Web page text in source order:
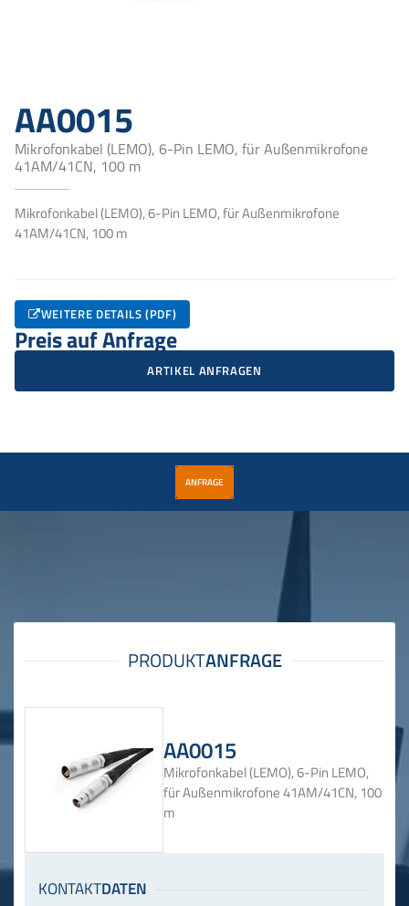
AA0015
Mikrofonkabel (LEMO), 6-Pin LEMO, für Außenmikrofone
41AM/41CN, 100 m
Mikrofonkabel (LEMO), 6-Pin LEMO, für Außenmikrofone
41AM/41CN, 100 m
WEITERE DETAILS (PDF)
Preis auf Anfrage
ARTIKEL ANFRAGEN
ANFRAGE
AA0015
Mikrofonkabel (LEMO), 6-Pin LEMO,
für Außenmikrofone 41AM/41CN, 100
m